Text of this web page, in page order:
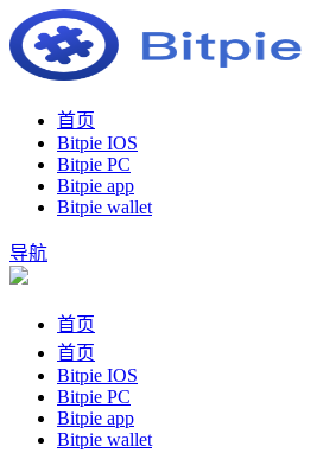
首页
Bitpie IOS
Bitpie PC
Bitpie app
Bitpie wallet
导航
首页
首页
Bitpie IOS
Bitpie PC
Bitpie app
Bitpie wallet